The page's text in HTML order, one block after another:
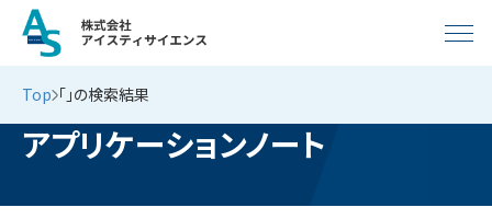
Top 「」の検索結果
アプリケーションノート